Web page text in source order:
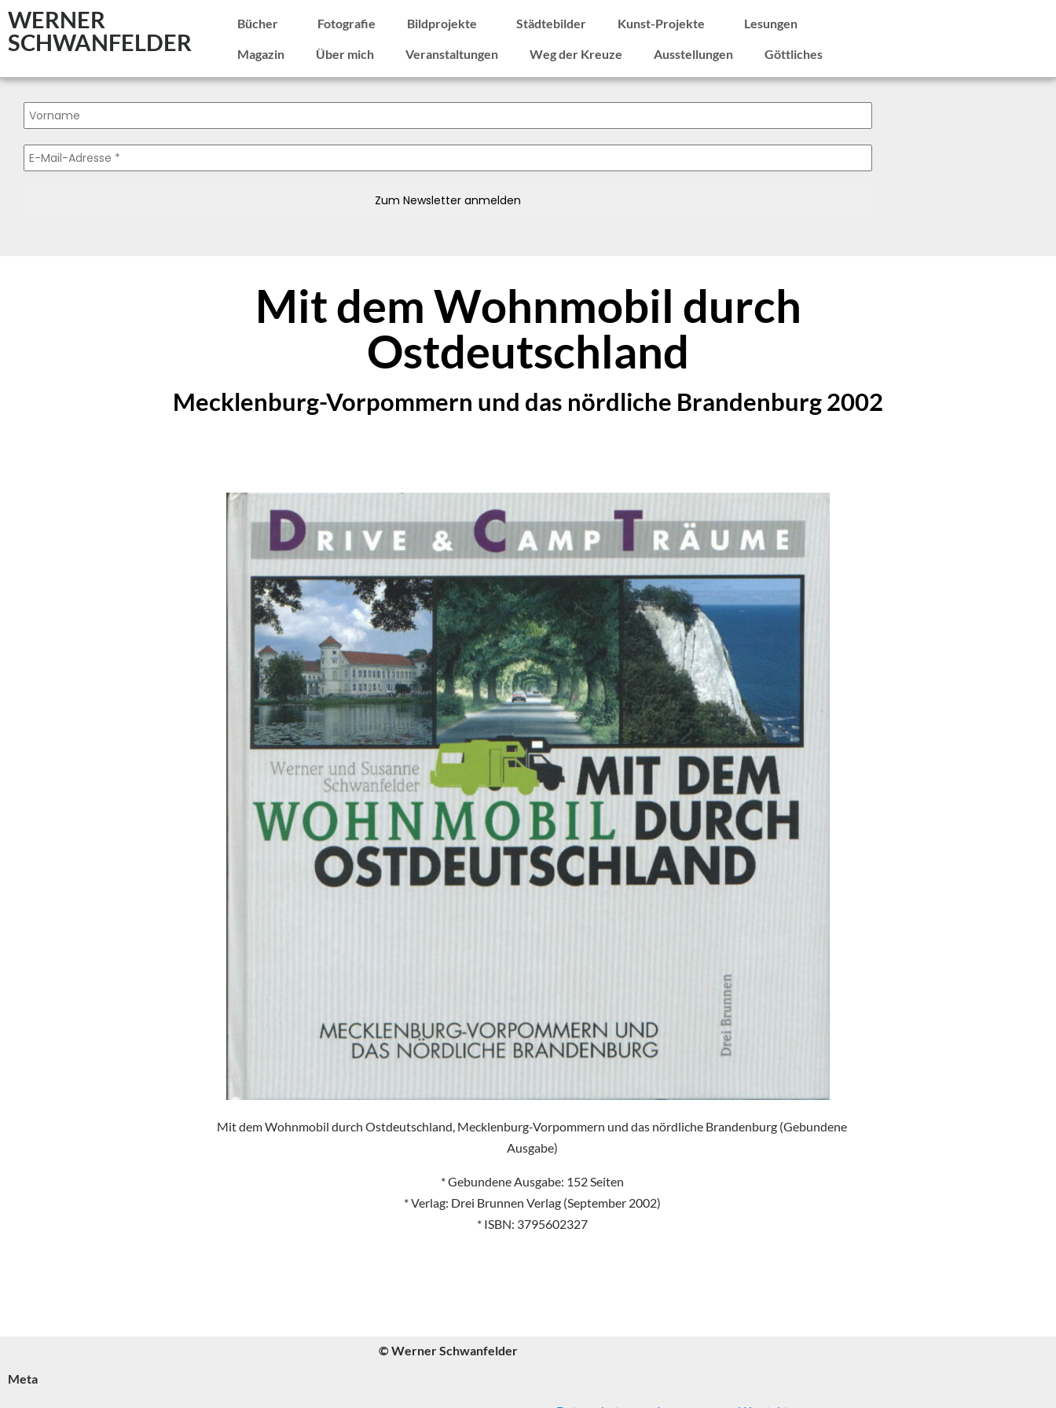
WERNER
SCHWANFELDER
Bücher Fotografie Bildprojekte Städtebilder Kunst-Projekte Lesungen
Magazin Über mich Veranstaltungen Weg der Kreuze Ausstellungen Göttliches
Mit dem Wohnmobil durch
Ostdeutschland
Mecklenburg-Vorpommern und das nördliche Brandenburg 2002
Mit dem Wohnmobil durch Ostdeutschland, Mecklenburg-Vorpommern und das nördliche Brandenburg (Gebundene
Ausgabe)
* Gebundene Ausgabe: 152 Seiten
* Verlag: Drei Brunnen Verlag (September 2002)
* ISBN: 3795602327
© Werner Schwanfelder
Meta